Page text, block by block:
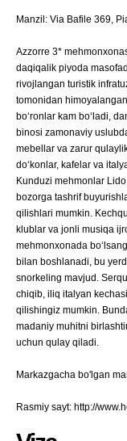
Manzil: Via Bafile 369,
Azzorre 3*
daqiqalik piyoda
rivojlangan turistik
tomonidan
boʻronlar kam boʻladi,
binosi zamonaviy
mebellar va zarur
doʻkonlar, kafelar va
Kunduzi mehmonlar
bozorga tashrif
qilishlari mumkin.
klublar va jonli musiqa
mehmonxonada
bilan boshlanadi, bu
snorkeling mavjud.
chiqib, iliq italyan
qilishingiz mumkin.
madaniy muhitni
uchun qulay qiladi.
Markazgacha bo'lgan
Rasmiy sayt: http://